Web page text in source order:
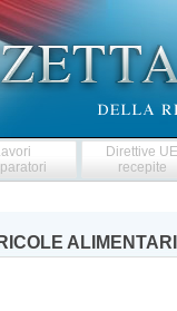
Direttive
recepite